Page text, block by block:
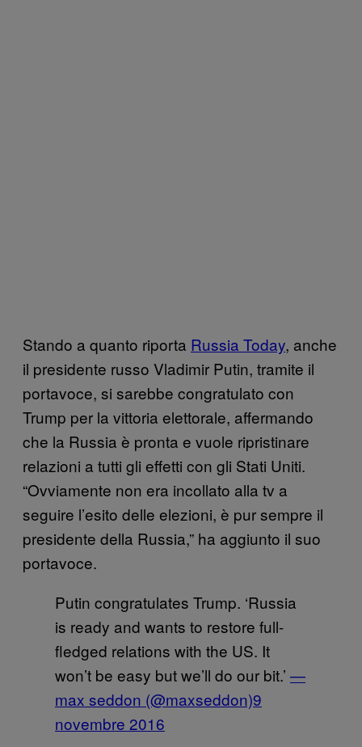
Stando a quanto riporta Russia Today, anche
il presidente russo Vladimir Putin, tramite il
portavoce, si sarebbe congratulato con
Trump per la vittoria elettorale, affermando
che la Russia è pronta e vuole ripristinare
relazioni a tutti gli effetti con gli Stati Uniti.
“Ovviamente non era incollato alla tv a
seguire l’esito delle elezioni, è pur sempre il
presidente della Russia,” ha aggiunto il suo
portavoce.
Putin congratulates Trump. ‘Russia
is ready and wants to restore full-
fledged relations with the US. It
won’t be easy but we’ll do our bit.’ —
max seddon (@maxseddon)9
novembre 2016